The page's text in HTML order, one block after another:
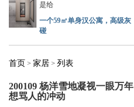
是给
一个59㎡单身汉公寓，高级灰
碰
首页 > 家居 > 列表
200109 杨洋雪地凝视一眼万
想骂人的冲动